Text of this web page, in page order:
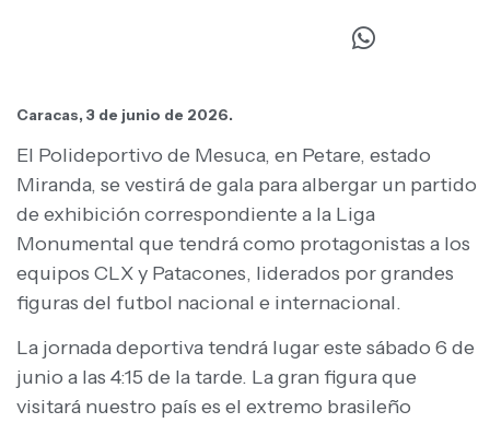
Caracas, 3 de junio de 2026.
El Polideportivo de Mesuca, en Petare, estado
Miranda, se vestirá de gala para albergar un partido
de exhibición correspondiente a la Liga
Monumental que tendrá como protagonistas a los
equipos CLX y Patacones, liderados por grandes
figuras del futbol nacional e internacional.
La jornada deportiva tendrá lugar este sábado 6 de
junio a las 4:15 de la tarde. La gran figura que
visitará nuestro país es el extremo brasileño